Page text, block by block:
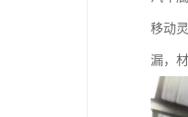
移动
漏，